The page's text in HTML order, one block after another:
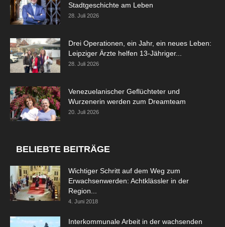
Stadtgeschichte am Leben
28. Juli 2026
Drei Operationen, ein Jahr, ein neues Leben:
Leipziger Ärzte helfen 13-Jähriger...
28. Juli 2026
Venezuelanischer Geflüchteter und
Wurzenerin werden zum Dreamteam
20. Juli 2026
BELIEBTE BEITRÄGE
Wichtiger Schritt auf dem Weg zum
Erwachsenwerden: Achtklässler in der
Region...
4. Juni 2018
Interkommunale Arbeit in der wachsenden